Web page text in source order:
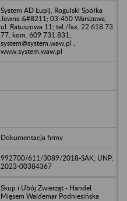
System AD Łupij, Rogulski Spółka
Jawna &#8211; 03-450 Warszawa,
ul. Ratuszowa 11; tel./fax. 22 618 73
77, kom. 609 731 831;
system@system.waw.pl ;
www.system.waw.pl
Dokumentacja firmy
992700/611/3089/2018-SAK; UNP:
2023-00384367
Skup i Ubój Zwierząt - Handel
Mięsem Waldemar Podniesińska